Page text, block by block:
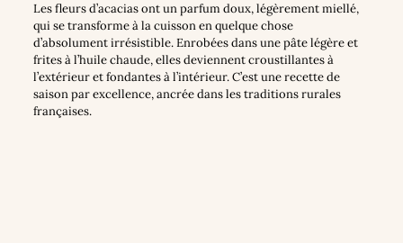
Les fleurs d’acacias ont un parfum doux, légèrement miellé,
qui se transforme à la cuisson en quelque chose
d’absolument irrésistible. Enrobées dans une pâte légère et
frites à l’huile chaude, elles deviennent croustillantes à
l’extérieur et fondantes à l’intérieur. C’est une recette de
saison par excellence, ancrée dans les traditions rurales
françaises.